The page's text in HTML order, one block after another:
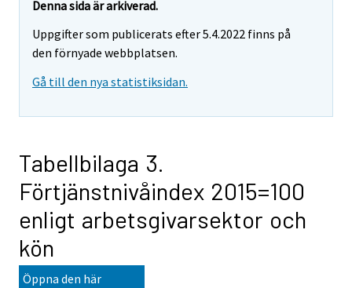
Denna sida är arkiverad.
Uppgifter som publicerats efter 5.4.2022 finns på
den förnyade webbplatsen.
Gå till den nya statistiksidan.
Tabellbilaga 3.
Förtjänstnivåindex 2015=100
enligt arbetsgivarsektor och
kön
Öppna den här